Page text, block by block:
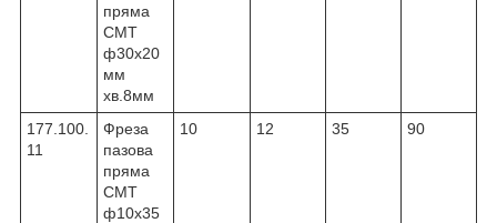
пряма
CMT
ф30х20
мм
хв.8мм
177.100.
11
Фреза
пазова
пряма
CMT
ф10х35
10 12 35 90